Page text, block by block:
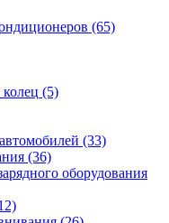
(65)
(5)
(33)
(36)
оборудования